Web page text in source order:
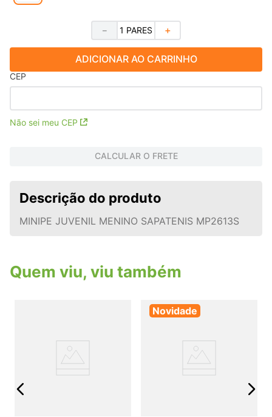
＋
－
ADICIONAR AO CARRINHO
CEP
Não sei meu CEP
CALCULAR O FRETE
Descrição do produto
MINIPE JUVENIL MENINO SAPATENIS MP2613S
Quem viu, viu também
Novidade